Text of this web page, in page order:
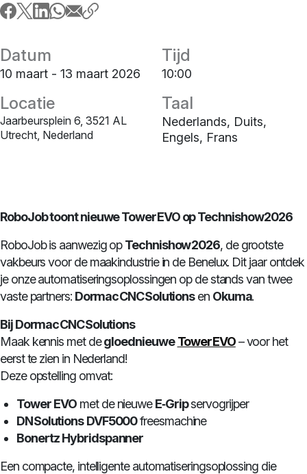
Datum
10 maart - 13 maart 2026
Tijd
10:00
Locatie
Jaar­beurs­plein 6, 3521 AL
Utrecht, Nederland
Taal
Nederlands, Duits,
Engels, Frans
RoboJob toont nieuwe Tower EVO op Technishow 2026
RoboJob is aanwezig opTechnishow 2026, de grootste
vakbeurs voor de maakindustrie in de Benelux. Dit jaar ontdek
je onze automatiseringsoplossingen op de stands van twee
vaste partners: Dormac CNC Solutionsen Okuma.
Bij Dormac CNC Solutions
Maak kennis met degloednieuwe Tower EVO– voor het
eerst te zien in Nederland!
Deze opstelling omvat:
Tower EVO met de nieuweE‑Gripservogrijper
DN Solutions DVF5000freesmachine
Bonertz Hybridspanner
Een compacte, intelligente automatiseringsoplossing die